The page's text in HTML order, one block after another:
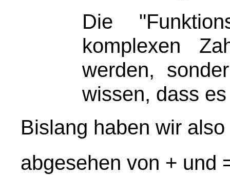
Die
komplexen
werden,
wissen, dass
Bislang haben wir
abgesehen von + und